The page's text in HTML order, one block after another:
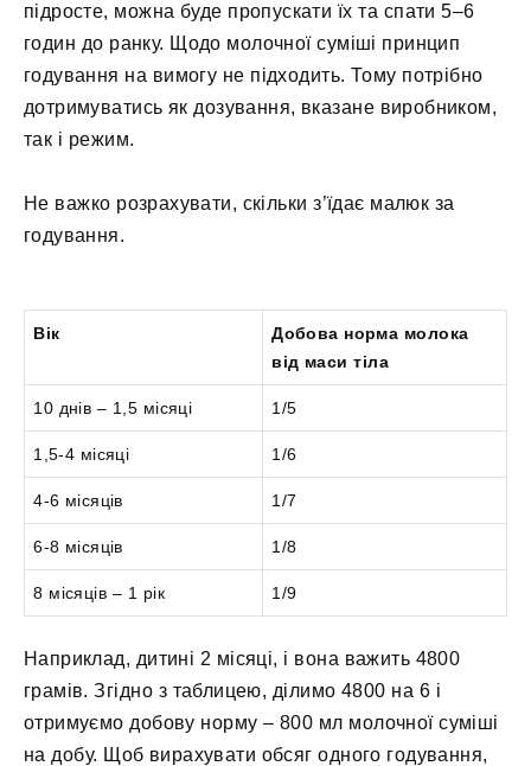
підросте, можна буде пропускати їх та спати 5–6
годин до ранку. Щодо молочної суміші принцип
годування на вимогу не підходить. Тому потрібно
дотримуватись як дозування, вказане виробником,
так і режим.
Не важко розрахувати, скільки з’їдає малюк за
годування.
Вік
Добова норма молока
від маси тіла
10 днів – 1,5 місяці 1/5
1,5-4 місяці 1/6
4-6 місяців 1/7
6-8 місяців 1/8
8 місяців – 1 рік 1/9
Наприклад, дитині 2 місяці, і вона важить 4800
грамів. Згідно з таблицею, ділимо 4800 на 6 і
отримуємо добову норму – 800 мл молочної суміші
на добу. Щоб вирахувати обсяг одного годування,